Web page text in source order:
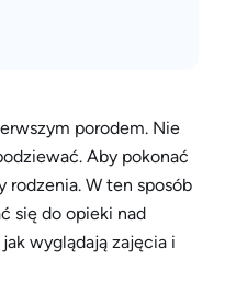
porodem. Nie
Aby pokonać
rodzenia. W ten sposób
się do opieki nad
wyglądają zajęcia i